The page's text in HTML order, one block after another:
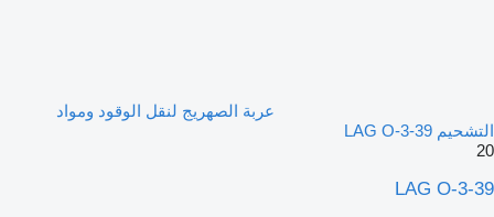
عربة الصهريج لنقل الوقود ومواد
التشحيم LAG O-3-39
20
LAG O-3-39